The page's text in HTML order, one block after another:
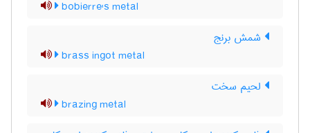
bobierre's metal
شمش برنج
brass ingot metal
لحیم سخت
brazing metal